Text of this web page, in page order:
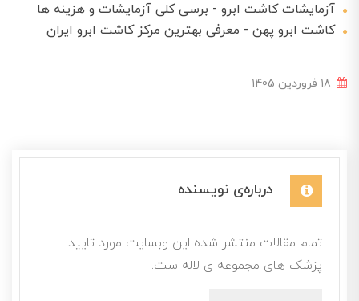
آزمایشات کاشت ابرو - برسی کلی آزمایشات و هزینه ها
کاشت ابرو پهن - معرفی بهترین مرکز کاشت ابرو ایران
درباره‌ی نویسنده
تمام مقالات منتشر شده این وبسایت مورد تایید
پزشک های مجموعه ی لاله ست.